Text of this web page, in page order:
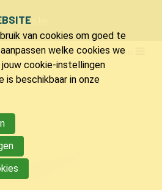
Ons e-mailadres:
info@bvlo.be
Menu
& Sport
Lidmaatschap
Verzekering LO & sport
Voordelen
Vacatures
Nieuwsberichten
Partners
van cookies om goed te
welke cookies we
jouw cookie-instellingen
is beschikbaar in onze